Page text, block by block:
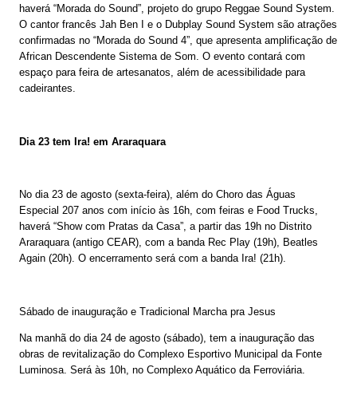
haverá “Morada do Sound”, projeto do grupo Reggae Sound System.
O cantor francês Jah Ben I e o Dubplay Sound System são atrações
confirmadas no “Morada do Sound 4”, que apresenta amplificação de
African Descendente Sistema de Som. O evento contará com
espaço para feira de artesanatos, além de acessibilidade para
cadeirantes.
Dia 23 tem Ira! em Araraquara
No dia 23 de agosto (sexta-feira), além do Choro das Águas
Especial 207 anos com início às 16h, com feiras e Food Trucks,
haverá “Show com Pratas da Casa”, a partir das 19h no Distrito
Araraquara (antigo CEAR), com a banda Rec Play (19h), Beatles
Again (20h). O encerramento será com a banda Ira! (21h).
Sábado de inauguração e Tradicional Marcha pra Jesus
Na manhã do dia 24 de agosto (sábado), tem a inauguração das
obras de revitalização do Complexo Esportivo Municipal da Fonte
Luminosa. Será às 10h, no Complexo Aquático da Ferroviária.